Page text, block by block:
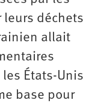
leurs déchets
allait
États-Unis
base pour